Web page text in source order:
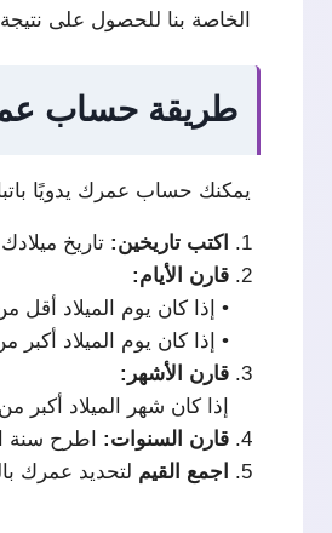
الخاصة بنا للحصول على
طريقة حساب
يمكنك حساب عمرك يدويًا
اكتب تاريخين: تاريخ
قارن
الأيام:
• إذا كان يوم الميلاد أقل
• إذا كان يوم الميلاد أكبر من تاريخ اليوم، أضف 30 يومًا إلى اليوم
قارن
الأشهر:
إذا كان شهر الميلاد أكبر من الشهر الحالي، أضف 12 إلى الشهر
قارن السنوات: اطرح سنة
اجمع القيم لتحديد عمرك